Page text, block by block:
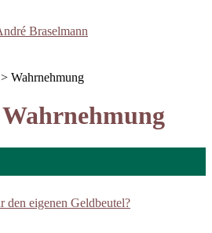
> Wahrnehmung
Wahrnehmung